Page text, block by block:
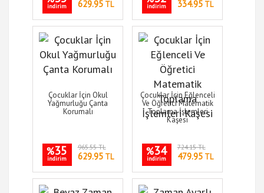
indirim 629.95TL indirim 334.95TL
Çocuklar İçin Okul
Yağmurluğu Çanta
Korumalı
%35
indirim
965.55 TL
629.95TL
Çocuklar İçin Eğlenceli
Ve Öğretici Matematik
Toplama İşlemleri
Kaşesi
%34
indirim
724.15 TL
479.95TL